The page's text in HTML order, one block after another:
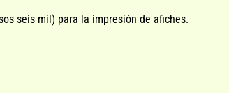
seis mil) para la impresión de afiches.